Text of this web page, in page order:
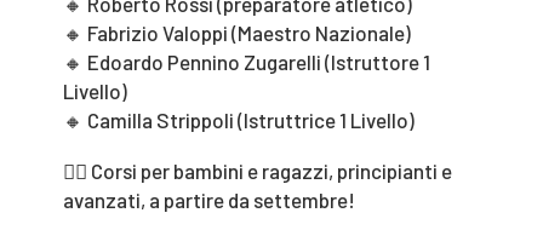
🔸 Fabrizio Valoppi (Maestro Nazionale)
🔸 Edoardo Pennino Zugarelli (Istruttore 1
Livello)
🔸 Camilla Strippoli (Istruttrice 1 Livello)
👉🏻 Corsi per bambini e ragazzi, principianti e
avanzati, a partire da settembre!